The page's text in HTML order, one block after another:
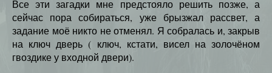
Все эти загадки мне предстояло решить позже, а
сейчас пора собираться, уже брызжал рассвет, а
задание моё никто не отменял. Я собралась и, закрыв
на ключ дверь ( ключ, кстати, висел на золочёном
гвоздике у входной двери).